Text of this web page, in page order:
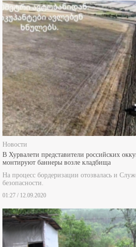
Новости
В Хурвалети представители российских
монтируют баннеры возле кладбища
На процесс бордеризации отозвалась и
безопасности.
01:27 / 12.09.2020